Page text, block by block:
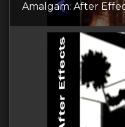
Amalgam: After